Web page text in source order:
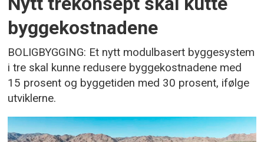
byggekostnadene
BOLIGBYGGING: Et nytt modulbasert byggesystem
i tre skal kunne redusere byggekostnadene med
15 prosent og byggetiden med 30 prosent, ifølge
utviklerne.